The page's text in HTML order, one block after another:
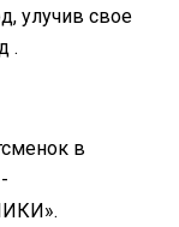
улучив свое
.
в